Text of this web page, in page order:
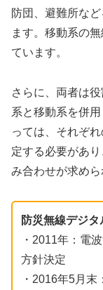
防団、避難所な
ます。移動系の
ています。
さらに、両者は
系と移動系を併
っては、それぞ
定する必要があ
み合わせが求めら
防災無線デジ
・2011年：電
方針決定
・2016年5月